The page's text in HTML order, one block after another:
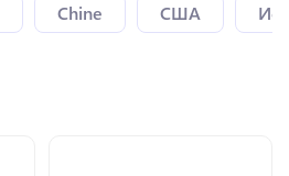
Chine США